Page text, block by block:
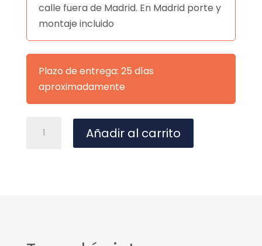
calle fuera de Madrid. En Madrid porte y
montaje incluido
Plazo de entrega: 25 días
aproximadamente
BAJA
Añadir al carrito